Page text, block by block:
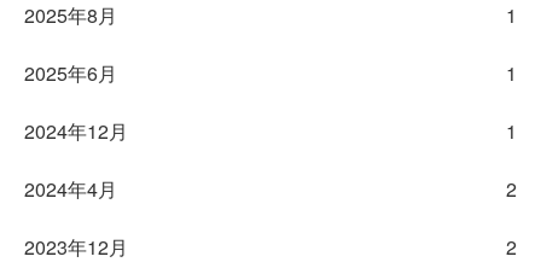
2025年8月 1
2025年6月 1
2024年12月 1
2024年4月 2
2023年12月 2